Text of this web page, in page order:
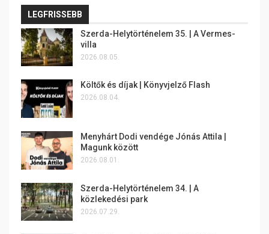
LEGFRISSEBB
Szerda-Helytörténelem 35. | A Vermes-
villa
2026.08.05.
Költők és díjak | Könyvjelző Flash
2026.08.04.
Menyhárt Dodi vendége Jónás Attila |
Magunk között
2026.08.01.
Szerda-Helytörténelem 34. | A
közlekedési park
2026.07.29.